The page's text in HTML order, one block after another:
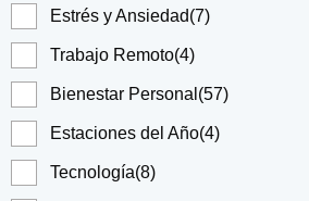
Estrés y Ansiedad(7)
Trabajo Remoto(4)
Bienestar Personal (57)
Estaciones del Año(4)
Tecnología(8)